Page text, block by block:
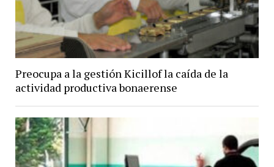
Preocupa a la gestión Kicillof la caída de la
actividad productiva bonaerense